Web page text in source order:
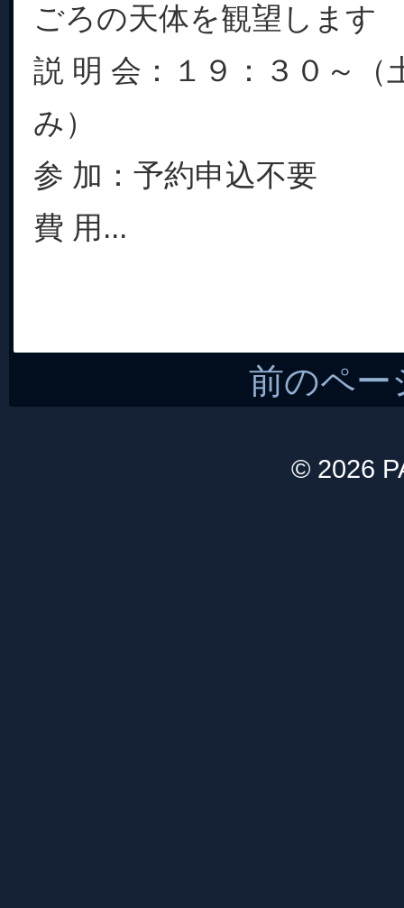
ごろの天体を観望します
説 明 会：１９：３０～（
み）
参 加：予約申込不要
費 用...
前のペー
© 2026